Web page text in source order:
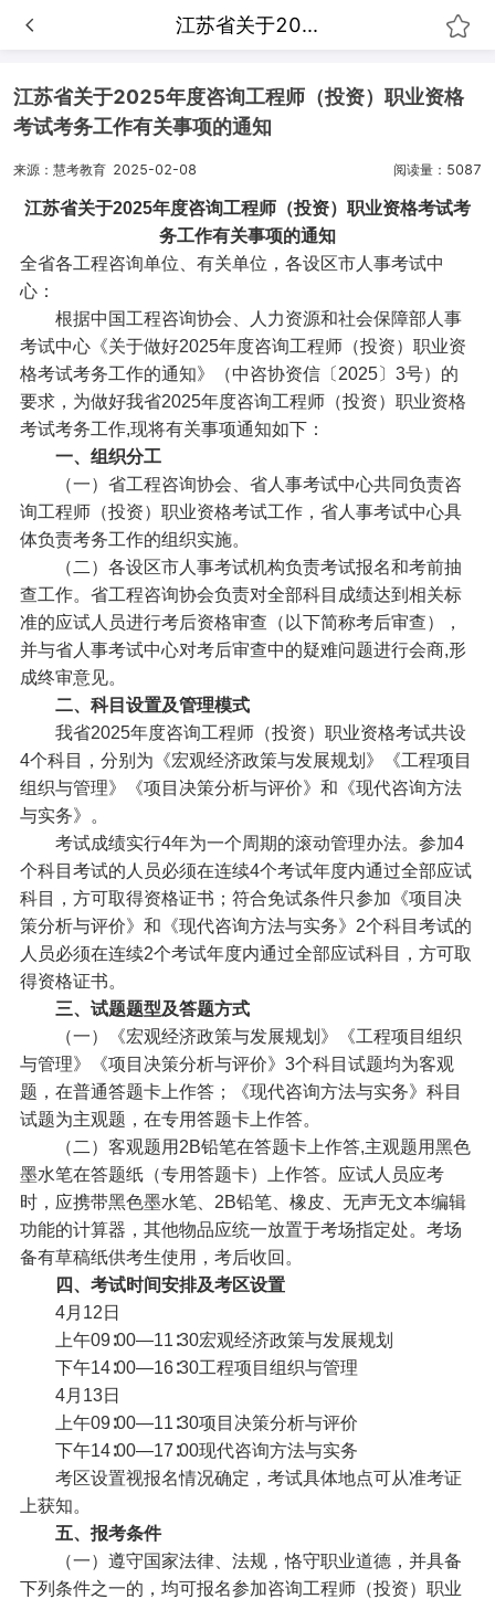
江苏省关于20...
江苏省关于2025年度咨询工程师（投资）职业资格
考试考务工作有关事项的通知
来源：慧考教育 2025-02-08 阅读量：5087
江苏省关于2025年度咨询工程师（投资）职业资格考试考
务工作有关事项的通知
全省各工程咨询单位、有关单位，各设区市人事考试中
心：
根据中国工程咨询协会、人力资源和社会保障部人事
考试中心《关于做好2025年度咨询工程师（投资）职业资
格考试考务工作的通知》（中咨协资信〔2025〕3号）的
要求，为做好我省2025年度咨询工程师（投资）职业资格
考试考务工作,现将有关事项通知如下：
一、组织分工
（一）省工程咨询协会、省人事考试中心共同负责咨
询工程师（投资）职业资格考试工作，省人事考试中心具
体负责考务工作的组织实施。
（二）各设区市人事考试机构负责考试报名和考前抽
查工作。省工程咨询协会负责对全部科目成绩达到相关标
准的应试人员进行考后资格审查（以下简称考后审查），
并与省人事考试中心对考后审查中的疑难问题进行会商,形
成终审意见。
二、科目设置及管理模式
我省2025年度咨询工程师（投资）职业资格考试共设
4个科目，分别为《宏观经济政策与发展规划》《工程项目
组织与管理》《项目决策分析与评价》和《现代咨询方法
与实务》。
考试成绩实行4年为一个周期的滚动管理办法。参加4
个科目考试的人员必须在连续4个考试年度内通过全部应试
科目，方可取得资格证书；符合免试条件只参加《项目决
策分析与评价》和《现代咨询方法与实务》2个科目考试的
人员必须在连续2个考试年度内通过全部应试科目，方可取
得资格证书。
三、试题题型及答题方式
（一）《宏观经济政策与发展规划》《工程项目组织
与管理》《项目决策分析与评价》3个科目试题均为客观
题，在普通答题卡上作答；《现代咨询方法与实务》科目
试题为主观题，在专用答题卡上作答。
（二）客观题用2B铅笔在答题卡上作答,主观题用黑色
墨水笔在答题纸（专用答题卡）上作答。应试人员应考
时，应携带黑色墨水笔、2B铅笔、橡皮、无声无文本编辑
功能的计算器，其他物品应统一放置于考场指定处。考场
备有草稿纸供考生使用，考后收回。
四、考试时间安排及考区设置
4月12日
上午09∶00—11∶30宏观经济政策与发展规划
下午14∶00—16∶30工程项目组织与管理
4月13日
上午09∶00—11∶30项目决策分析与评价
下午14∶00—17∶00现代咨询方法与实务
考区设置视报名情况确定，考试具体地点可从准考证
上获知。
五、报考条件
（一）遵守国家法律、法规，恪守职业道德，并具备
下列条件之一的，均可报名参加咨询工程师（投资）职业